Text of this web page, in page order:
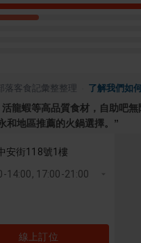
落客食記彙整整理 了解我們如
龍蝦等高品質食材，自助吧
和地區推薦的火鍋選擇。 ”
安街118號1樓
14:00, 17:00-21:00
線上訂位